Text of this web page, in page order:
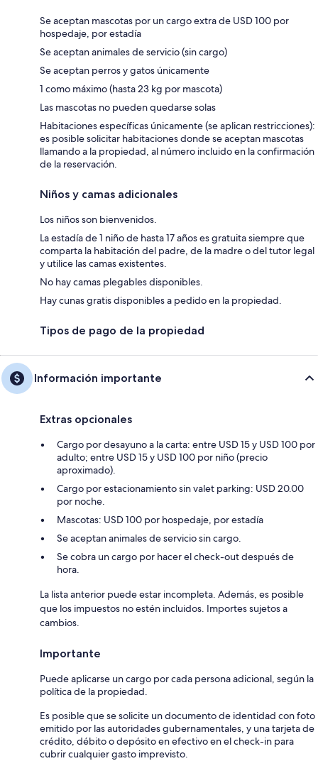
Se aceptan mascotas por un cargo extra de USD 100 por
hospedaje, por estadía
Se aceptan animales de servicio (sin cargo)
Se aceptan perros y gatos únicamente
1 como máximo (hasta 23 kg por mascota)
Las mascotas no pueden quedarse solas
Habitaciones específicas únicamente (se aplican restricciones):
es posible solicitar habitaciones donde se aceptan mascotas
llamando a la propiedad, al número incluido en la confirmación
de la reservación.
Niños y camas adicionales
Los niños son bienvenidos.
La estadía de 1 niño de hasta 17 años es gratuita siempre que
comparta la habitación del padre, de la madre o del tutor legal
y utilice las camas existentes.
No hay camas plegables disponibles.
Hay cunas gratis disponibles a pedido en la propiedad.
Tipos de pago de la propiedad
Información importante
Extras opcionales
Cargo por desayuno a la carta: entre USD 15 y USD 100 por
adulto; entre USD 15 y USD 100 por niño (precio
aproximado).
Cargo por estacionamiento sin valet parking: USD 20.00
por noche.
Mascotas: USD 100 por hospedaje, por estadía
Se aceptan animales de servicio sin cargo.
Se cobra un cargo por hacer el check-out después de
hora.
La lista anterior puede estar incompleta. Además, es posible
que los impuestos no estén incluidos. Importes sujetos a
cambios.
Importante
Puede aplicarse un cargo por cada persona adicional, según la
política de la propiedad.
Es posible que se solicite un documento de identidad con foto
emitido por las autoridades gubernamentales, y una tarjeta de
crédito, débito o depósito en efectivo en el check-in para
cubrir cualquier gasto imprevisto.